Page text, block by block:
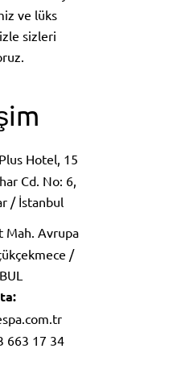
ve lüks
sizleri
Hotel, 15
Cd. No: 6,
/ İstanbul
Avrupa
/
663 17 34